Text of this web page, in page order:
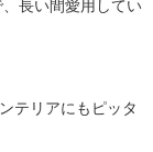
長い間愛用してい
テリアにもピッタ